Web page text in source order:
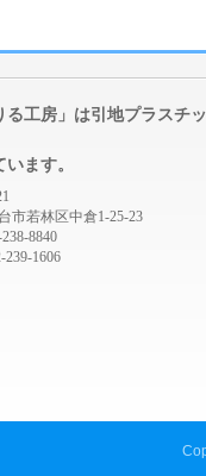
る工房」は引地プラスチ
ます。
市若林区中倉1-25-23
8840
239-1606